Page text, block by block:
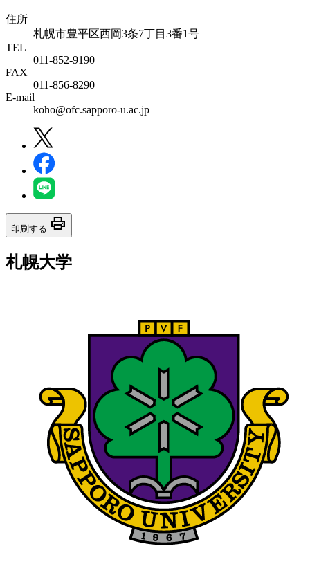
住所
札幌市豊平区西岡3条7丁目3番1号
TEL
011-852-9190
FAX
011-856-8290
E-mail
koho@ofc.sapporo-u.ac.jp
印刷する print
札幌大学